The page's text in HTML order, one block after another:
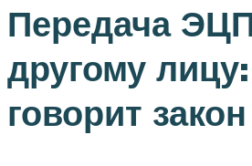
Передача
другому
говорит закон